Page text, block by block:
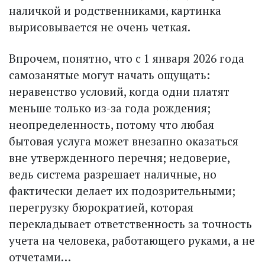
наличкой и родственниками, картинка
вырисовывается не очень четкая.
Впрочем, понятно, что с 1 января 2026 года
самозанятые могут начать ощущать:
неравенство условий, когда одни платят
меньше только из-за года рождения;
неопределенность, потому что любая
бытовая услуга может внезапно оказаться
вне утвержденного перечня; недоверие,
ведь система разрешает наличные, но
фактически делает их подозрительными;
перегрузку бюрократией, которая
перекладывает ответственность за точность
учета на человека, работающего руками, а не
отчетами…